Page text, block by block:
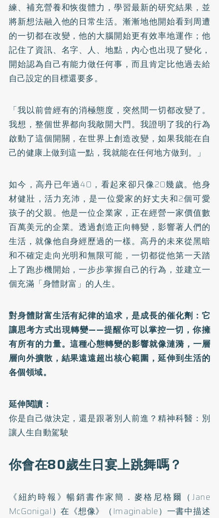
練、補充營養和恢復體力，學習最新的研究結果，並
將新想法融入他的日常生活。漸漸地他開始看到周遭
的一切都在改變，他的大腦開始更有效率地運作；他
記住了資訊、名字、人、地點，內心也出現了變化，
開始認為自己有能力做任何事，而且肯定比他過去給
自己設定的目標還要多。
「我以前曾經有的消極態度，突然間一切都改變了。
我想，整個世界都向我敞開大門。我證明了我的行為
啟動了這個開關，在世界上創造改變，如果我能在自
己的健康上做到這一點，我就能在任何地方做到。」
如今，高丹已年過40，看起來卻只像20幾歲。他身
材健壯，活力充沛，是一位愛家的好丈夫和2個可愛
孩子的父親。他是一位企業家，正在經營一家價值數
百萬美元的企業。透過創造正向轉變，影響著人們的
生活，就像他自身經歷過的一樣。高丹的未來從黑暗
和不確定走向光明和無限可能，一切都從他第一天踏
上了跑步機開始，一步步掌握自己的行為，並建立一
個充滿「身體財富」的人生。
對身體財富生活有紀律的追求，是成長的催化劑：它
讓思考方式出現轉變——提醒你可以掌控一切，你擁
有所有的力量。這種心態轉變的影響就像漣漪，一層
層向外擴散，結果遠遠超出核心範圍，延伸到生活的
各個領域。
延伸閱讀：
你是自己做決定，還是跟著別人前進？精神科醫：別
讓人生自動駕駛
你會在80歲生日宴上跳舞嗎？
《紐約時報》暢銷書作家簡．麥格尼格爾（Jane
McGonigal）在《想像》（Imaginable）一書中描述